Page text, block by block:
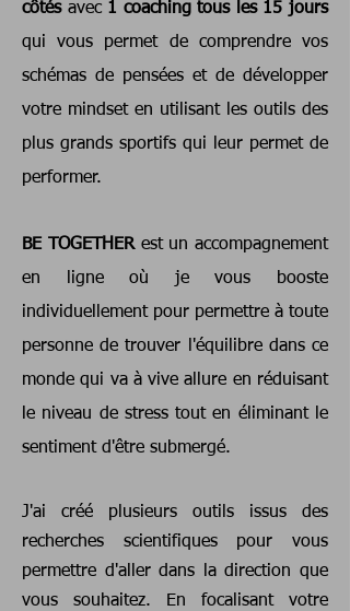
côtésavec 1 coaching tous les 15 jours
qui vous permet de comprendre vos
schémas de pensées et de développer
votre mindset en utilisant les outils des
plus grands sportifs qui leur permet de
performer.
BE TOGETHERest un accompagnement
en ligne où je vous booste
individuellement pour permettre à toute
personne de trouver l'équilibre dans ce
monde qui va à vive allure en réduisant
le niveau de stress tout en éliminant le
sentiment d'être submergé.
J'ai créé plusieurs outils issus des
recherches scientifiques pour vous
permettre d'aller dans la direction que
vous souhaitez. En focalisant votre